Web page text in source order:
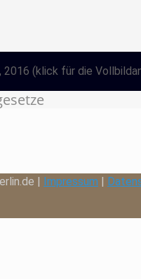
2016 (klick für die
| Impressum